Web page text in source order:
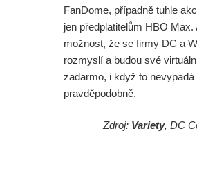
FanDome, případně tuhle
jen předplatitelům HBO Max.
možnost, že se firmy DC a
rozmyslí a budou své
zadarmo, i když to nevypadá
pravděpodobně.
Zdroj: Variety, DC